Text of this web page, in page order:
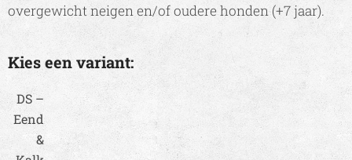
overgewicht neigen en/of oudere honden (+7 jaar).
Kies een variant:
DS –
Eend
&